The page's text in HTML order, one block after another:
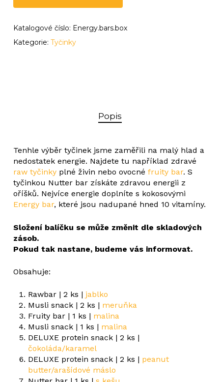
Katalogové číslo: Energy.bars.box
Kategorie: Tyčinky
Popis
Tenhle výběr tyčinek jsme zaměřili na malý hlad a
nedostatek energie. Najdete tu například zdravé
raw tyčinkyplné živin nebo ovocné fruity bar. S
tyčinkou Nutter bar získáte zdravou energii z
oříšků. Nejvíce energie doplníte s kokosovými
Energy bar, které jsou nadupané hned 10 vitamíny.
Složení balíčku se může změnit dle skladových
zásob.
Pokud tak nastane, budeme vás informovat.
Obsahuje:
Rawbar | 2 ks | jablko
Musli snack | 2 ks | meruňka
Fruity bar | 1 ks | malina
Musli snack | 1 ks | malina
DELUXE protein snack | 2 ks |
čokoláda/karamel
DELUXE protein snack | 2 ks | peanut
butter/arašídové máslo